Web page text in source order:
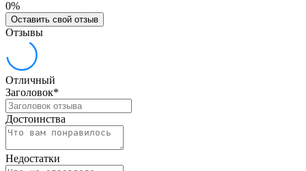
0%
Оставить свой отзыв
Отзывы
Отличный
Заголовок*
Достоинства
Недостатки